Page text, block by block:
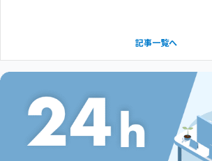
デザインか
営業戦略、
さえも何で
グ」の配下
あります。
記事一覧へ